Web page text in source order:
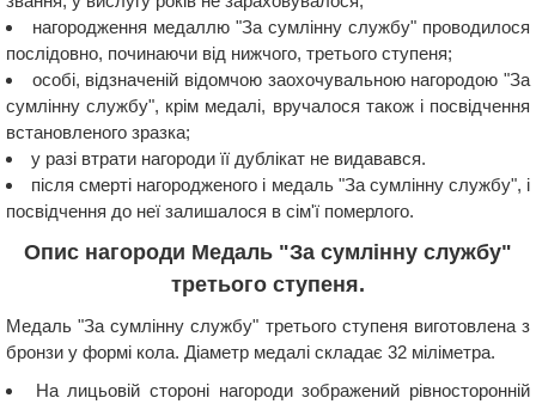
нагородження медаллю "За сумлінну службу" проводилося
послідовно, починаючи від нижчого, третього ступеня;
особі, відзначеній відомчою заохочувальною нагородою "За
сумлінну службу", крім медалі, вручалося також і посвідчення
встановленого зразка;
у разі втрати нагороди її дублікат не видавався.
після смерті нагородженого і медаль "За сумлінну службу", і
посвідчення до неї залишалося в сім'ї померлого.
Опис нагороди Медаль "За сумлінну службу"
третього ступеня.
Медаль "За сумлінну службу" третього ступеня виготовлена ​​з
бронзи у формі кола. Діаметр медалі складає 32 міліметра.
На лицьовій стороні нагороди зображений рівносторонній